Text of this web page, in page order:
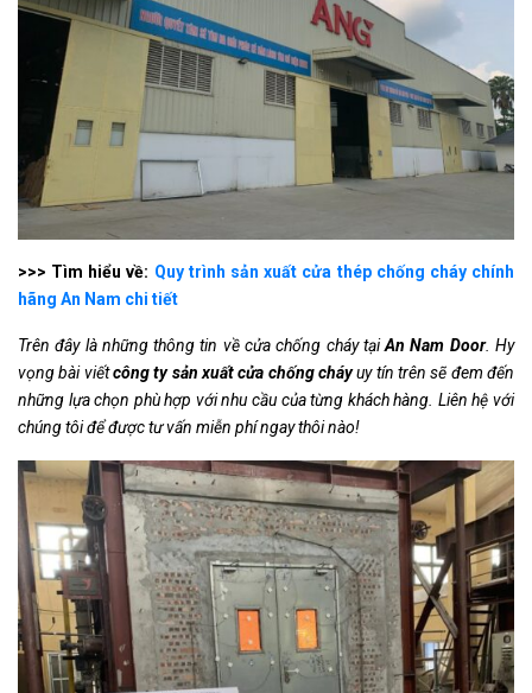
>>> Tìm hiểu về: Quy trình sản xuất cửa thép chống cháy chính
hãng An Nam chi tiết
Trên đây là những thông tin về cửa chống cháy tạiAn Nam Door. Hy
vọng bài viếtcông ty sản xuất cửa chống cháyuy tín trên sẽ đem đến
những lựa chọn phù hợp với nhu cầu của từng khách hàng. Liên hệ với
chúng tôi để được tư vấn miễn phí ngay thôi nào!